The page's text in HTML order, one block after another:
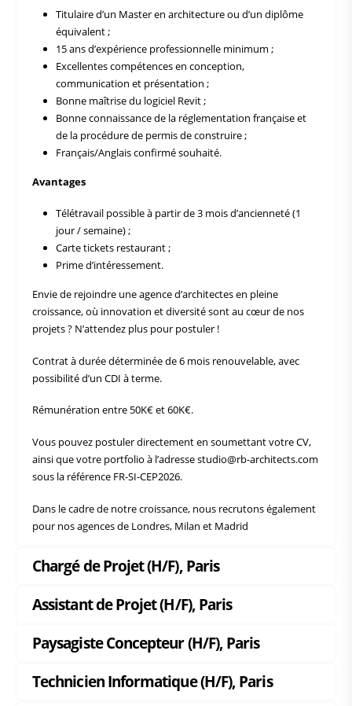
Titulaire d’un Master en architecture ou d’un diplôme
équivalent ;
15 ans d’expérience professionnelle minimum ;
Excellentes compétences en conception,
communication et présentation ;
Bonne maîtrise du logiciel Revit ;
Bonne connaissance de la réglementation française et
de la procédure de permis de construire ;
Français/Anglais confirmé souhaité.
Avantages
Télétravail possible à partir de 3 mois d’ancienneté (1
jour / semaine) ;
Carte tickets restaurant ;
Prime d’intéressement.
Envie de rejoindre une agence d’architectes en pleine
croissance, où innovation et diversité sont au cœur de nos
projets ? N’attendez plus pour postuler !
Contrat à durée déterminée de 6 mois renouvelable, avec
possibilité d’un CDI à terme.
Rémunération entre 50K€ et 60K€.
Vous pouvez postuler directement en soumettant votre CV,
ainsi que votre portfolio à l’adresse studio@rb-architects.com
sous la référence FR-SI-CEP2026.
Dans le cadre de notre croissance, nous recrutons également
pour nos agences de Londres, Milan et Madrid
Chargé de Projet (H/F), Paris
Assistant de Projet (H/F), Paris
Paysagiste Concepteur (H/F), Paris
Technicien Informatique (H/F), Paris